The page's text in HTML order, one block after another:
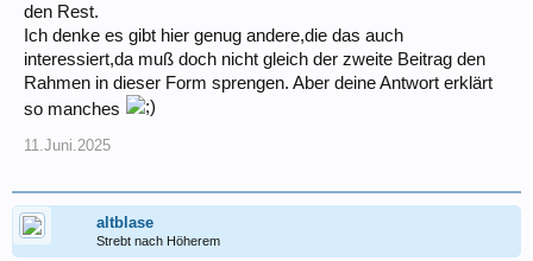
den Rest.
Ich denke es gibt hier genug andere,die das auch
interessiert,da muß doch nicht gleich der zweite Beitrag den
Rahmen in dieser Form sprengen. Aber deine Antwort erklärt
so manches
11.Juni.2025
altblase
Strebt nach Höherem